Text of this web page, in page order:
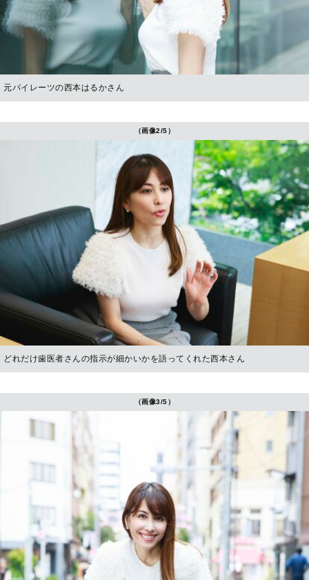
元パイレーツの西本はるかさん
（画像2/5）
どれだけ歯医者さんの指示が細かいかを語ってくれた西本さん
（画像3/5）